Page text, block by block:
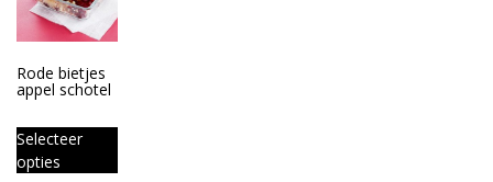
Rode bietjes
appel schotel
Selecteer
opties